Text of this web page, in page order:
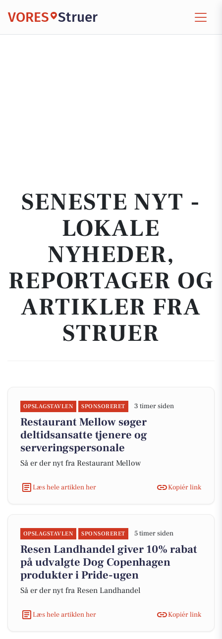
VORES Struer
SENESTE NYT -
LOKALE
NYHEDER,
REPORTAGER OG
ARTIKLER FRA
STRUER
OPSLAGSTAVLEN SPONSORERET 3 timer siden
Restaurant Mellow søger
deltidsansatte tjenere og
serveringspersonale
Så er der nyt fra Restaurant Mellow
Læs hele artiklen her Kopiér link
OPSLAGSTAVLEN SPONSORERET 5 timer siden
Resen Landhandel giver 10% rabat
på udvalgte Dog Copenhagen
produkter i Pride-ugen
Så er der nyt fra Resen Landhandel
Læs hele artiklen her Kopiér link